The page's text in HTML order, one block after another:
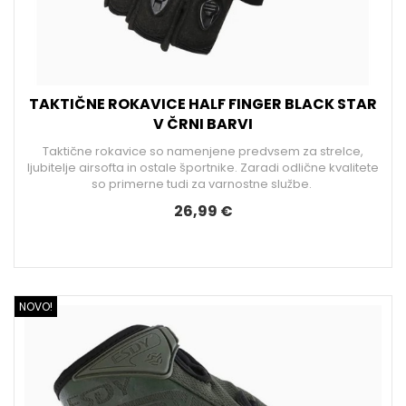
TAKTIČNE ROKAVICE HALF FINGER BLACK STAR
V ČRNI BARVI
Taktične rokavice so namenjene predvsem za strelce,
ljubitelje airsofta in ostale športnike. Zaradi odlične kvalitete
so primerne tudi za varnostne službe.
26,99 €
NOVO!